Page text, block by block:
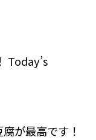
Today’s
が最高です！